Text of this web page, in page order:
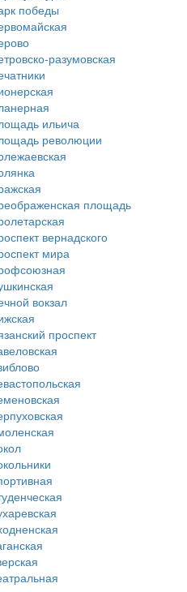
победы
разумовская
ильича
революции
площадь
вернадского
мира
вокзал
проспект